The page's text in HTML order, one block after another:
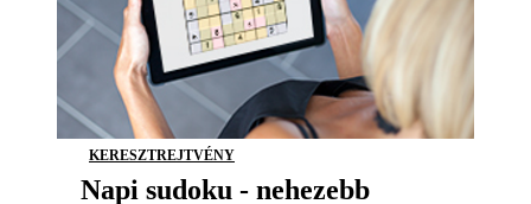
KERESZTREJTVÉNY
Napi sudoku - nehezebb